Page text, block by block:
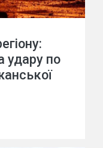
удару по